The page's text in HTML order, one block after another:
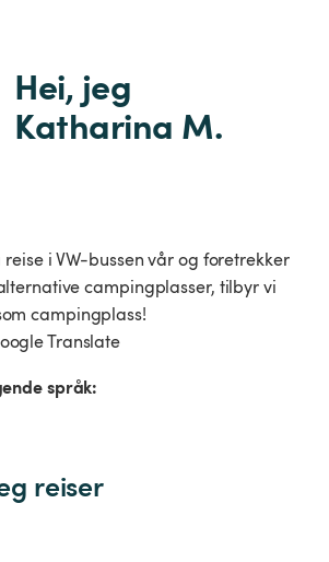
Hei, jeg
Katharina M.
reise i VW-bussen vår og foretrekker
campingplasser, tilbyr vi
campingplass!
Translate
språk:
reiser